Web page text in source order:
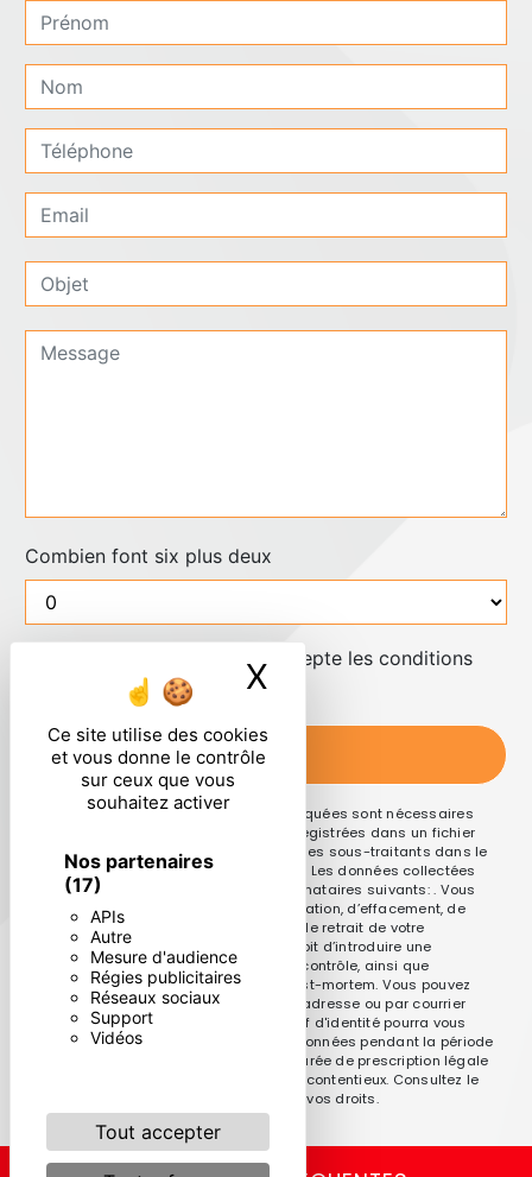
Ce site utilise des cookies
et vous donne le contrôle
sur ceux que vous
souhaitez activer
Nos partenaires
(17)
APIs
Autre
Mesure d'audience
Régies publicitaires
Réseaux sociaux
Support
Vidéos
Tout accepter
X Masquer le
Combien font six plus deux
En cochant cette case, j'accepte les conditions
particulières ci-dessous **
ENVOYER
** Les données personnelles communiquées sont nécessaires
aux fins de vous contacter et sont enregistrées dans un fichier
informatisé. Elles sont destinées à et ses sous-traitants dans le
seul but de répondre à votre message. Les données collectées
seront communiquées aux seuls destinataires suivants: . Vous
disposez de droits d’accès, de rectification, d’effacement, de
portabilité, de limitation, d’opposition, de retrait de votre
consentement à tout moment et du droit d’introduire une
réclamation auprès d’une autorité de contrôle, ainsi que
d’organiser le sort de vos données post-mortem. Vous pouvez
exercer ces droits par voie postale à l'adresse ou par courrier
électronique à l'adresse . Un justificatif d'identité pourra vous
être demandé. Nous conservons vos données pendant la période
de prise de contact puis pendant la durée de prescription légale
aux fins probatoires et de gestion des contentieux. Consultez le
site cnil.fr pour plus d’informations sur vos droits.